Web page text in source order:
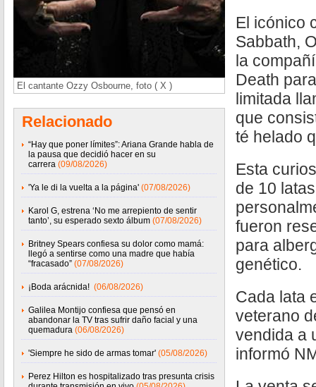
El cantante Ozzy Osbourne, foto ( X )
Relacionado
“Hay que poner límites”: Ariana Grande habla de
la pausa que decidió hacer en su
carrera (09/08/2026)
'Ya le di la vuelta a la página' (07/08/2026)
Karol G, estrena ‘No me arrepiento de sentir
tanto’, su esperado sexto álbum (07/08/2026)
Britney Spears confiesa su dolor como mamá:
llegó a sentirse como una madre que había
“fracasado” (07/08/2026)
¡Boda arácnida! (06/08/2026)
Galilea Montijo confiesa que pensó en
abandonar la TV tras sufrir daño facial y una
quemadura (06/08/2026)
'Siempre he sido de armas tomar' (05/08/2026)
Perez Hilton es hospitalizado tras presunta crisis
El icónico
Sabbath,
la
Death
limitada
que
té helado
Esta
de 10
fueron
para
genético.
Cada lata
veterano
vendida a
informó